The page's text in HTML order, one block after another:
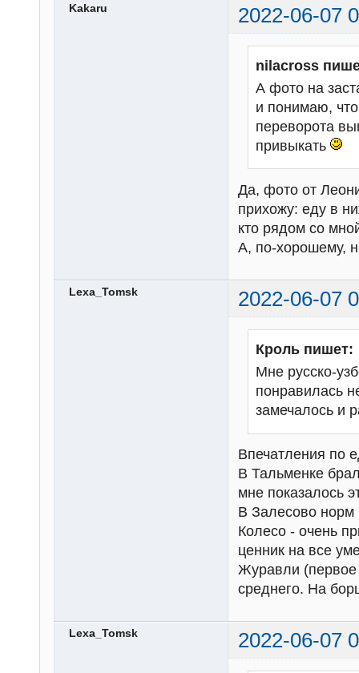
Kakaru 2022-06-07
nilacross
А фото на
и понимаю,
переворота
привыкать
Да, фото от
прихожу: еду в
кто рядом со
А, по-хорошему,
Lexa_Tomsk 2022-06-07
Кроль пишет:
Мне русско-
понравилась
замечалось и
Впечатления по
В Тальменке
мне показалось
В Залесово норм
Колесо - очень
ценник на все
Журавли (первое
среднего. На
Lexa_Tomsk 2022-06-07